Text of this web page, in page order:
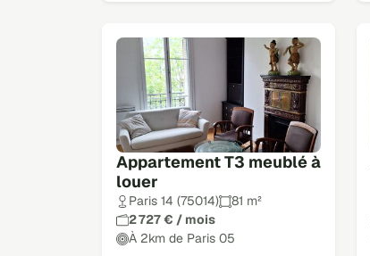
Appartement T3 meublé à
louer
Paris 14 (75014)
81 m²
2 727 € / mois
À 2km de Paris 05